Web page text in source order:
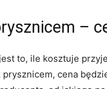
–
to, ile kosztuje
cena